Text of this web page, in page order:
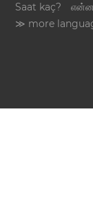
Saat kaç?
என்ன
≫ more